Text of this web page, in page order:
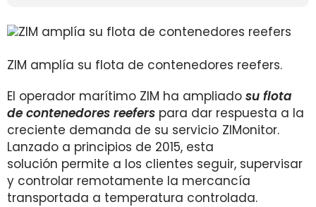
ZIM amplía su flota de contenedores reefers.
El operador marítimo ZIM ha ampliado su flota
de contenedores reefers para dar respuesta a la
creciente demanda de su servicio ZIMonitor.
Lanzado a principios de 2015, esta
solución permite a los clientes seguir, supervisar
y controlar remotamente la mercancía
transportada a temperatura controlada.